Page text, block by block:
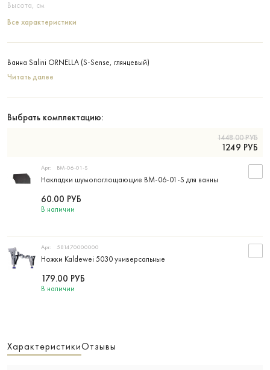
Высота, см
Все характеристики
Ванна Salini ORNELLA (S-Sense, глянцевый)
Читать далее
Выбрать комплектацию:
1448.00РУБ
1249 РУБ
Накладки шумопоглощающие BM-06-01-S для ванны
Арт: BM-06-01-S
В наличии
60.00 РУБ
Ножки Kaldewei 5030 универсальные
Арт: 581470000000
В наличии
179.00 РУБ
ХарактеристикиОтзывы